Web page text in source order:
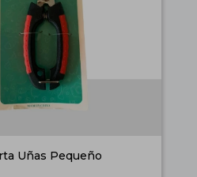
Uñas Pequeño